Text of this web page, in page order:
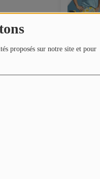
proposés sur notre site et pour